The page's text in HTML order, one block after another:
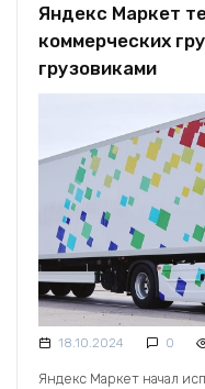
Яндекс Маркет
коммерческих
грузовиками
18.10.2024 0
Яндекс Маркет начал